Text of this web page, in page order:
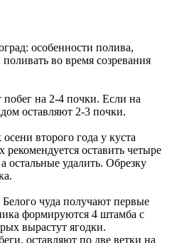
особенности полива,
во время созревания
побег на 2-4 почки. Если на
оставляют 2-3 почки.
второго года у куста
рекомендуется оставить четыре
остальные удалить. Обрезку
чуда получают первые
формируются 4 штамба с
вырастут ягодки.
оставляют по две ветки на